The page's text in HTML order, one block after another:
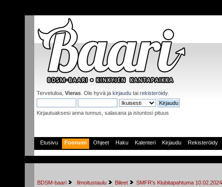
Tervetuloa, Vieras . Ole hyvä ja kirjaudu tai rekisteröidy.
Kirjautuaksesi anna tunnus, salasana ja istuntosi pituus
Etusivu Foorumi Ohjeet Haku Kalenteri Kirjaudu Rekisteröidy
BDSM-baari Ilmoitustaulu Bileet SMFR's Klubitapahtuma